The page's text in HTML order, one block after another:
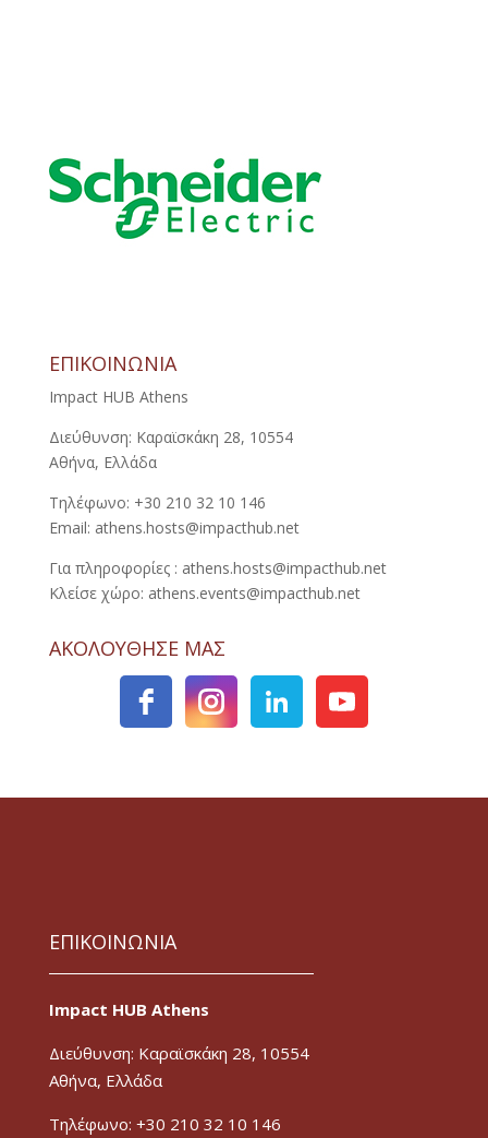
ΕΠΙΚΟΙΝΩΝΙΑ
Impact HUB Athens
Διεύθυνση: Καραϊσκάκη 28, 10554
Αθήνα, Ελλάδα
Τηλέφωνο: +30 210 32 10 146
Email: athens.hosts@impacthub.net
Για πληροφορίες : athens.hosts@impacthub.net
Κλείσε χώρο: athens.events@impacthub.net
ΑΚΟΛΟΥΘΗΣΕ ΜΑΣ
ΕΠΙΚΟΙΝΩΝΙΑ
Impact HUB Athens
Διεύθυνση: Καραϊσκάκη 28, 10554
Αθήνα, Ελλάδα
Τηλέφωνο: +30 210 32 10 146